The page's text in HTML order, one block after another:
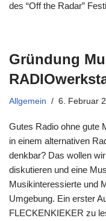
des “Off the Radar”
Gründung
Allgemein 6. Februar
Gutes Radio ohne gute
in einem alternativen
denkbar? Das wollen
diskutieren und eine
Musikinteressierte und
Umgebung. Ein erster
FLECKENKIEKER zu